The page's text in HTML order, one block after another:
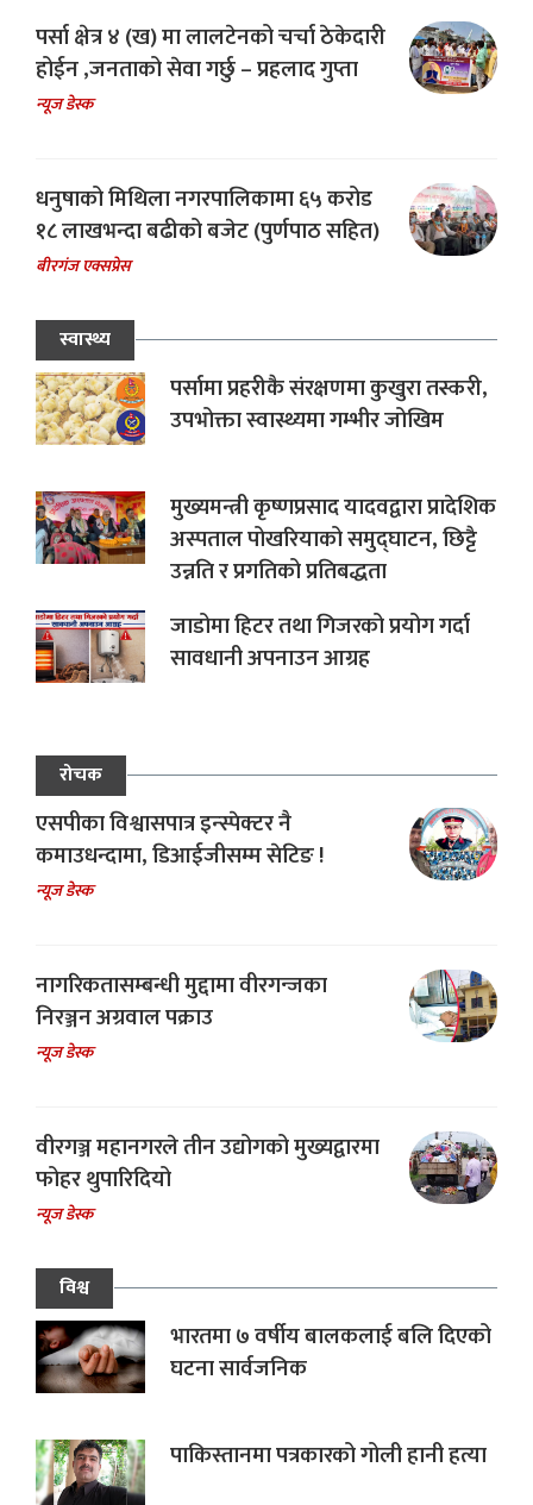
पर्सा क्षेत्र ४ (ख) मा लालटेनको चर्चा ठेकेदारी
होईन ,जनताको सेवा गर्छु – प्रहलाद गुप्ता
न्यूज डेस्क
धनुषाको मिथिला नगरपालिकामा ६५ करोड
१८ लाखभन्दा बढीको बजेट (पुर्णपाठ सहित)
बीरगंज एक्सप्रेस
स्वास्थ्य
पर्सामा प्रहरीकै संरक्षणमा कुखुरा तस्करी,
उपभोक्ता स्वास्थ्यमा गम्भीर जोखिम
मुख्यमन्त्री कृष्णप्रसाद यादवद्वारा प्रादेशिक
अस्पताल पोखरियाको समुद्घाटन, छिट्टै
उन्नति र प्रगतिको प्रतिबद्धता
जाडोमा हिटर तथा गिजरको प्रयोग गर्दा
सावधानी अपनाउन आग्रह
रोचक
एसपीका विश्वासपात्र इन्स्पेक्टर नै
कमाउधन्दामा, डिआईजीसम्म सेटिङ !
न्यूज डेस्क
नागरिकतासम्बन्धी मुद्दामा वीरगन्जका
निरञ्जन अग्रवाल पक्राउ
न्यूज डेस्क
वीरगञ्ज महानगरले तीन उद्योगको मुख्यद्वारमा
फोहर थुपारिदियो
न्यूज डेस्क
विश्व
भारतमा ७ वर्षीय बालकलाई बलि दिएको
घटना सार्वजनिक
पाकिस्तानमा पत्रकारको गोली हानी हत्या